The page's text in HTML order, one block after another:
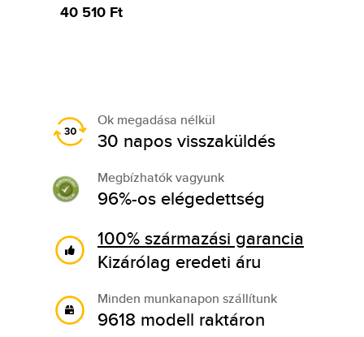
40 510 Ft
Ok megadása nélkül
30 napos visszaküldés
Megbízhatók vagyunk
96%-os elégedettség
100% származási garancia
Kizárólag eredeti áru
Minden munkanapon szállítunk
9618 modell raktáron